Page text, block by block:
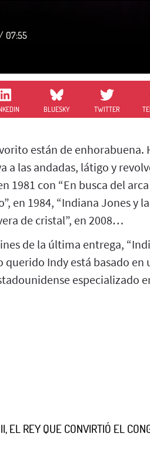
07:55
BLUESKY TWITTER
están de enhorabuena.
a las andadas, látigo y
1981 con “En busca del
en 1984, “Indiana Jones y
de cristal”, en 2008…
de la última entrega,
querido Indy está basado
especializado
EL REY QUE CONVIRTIÓ EL